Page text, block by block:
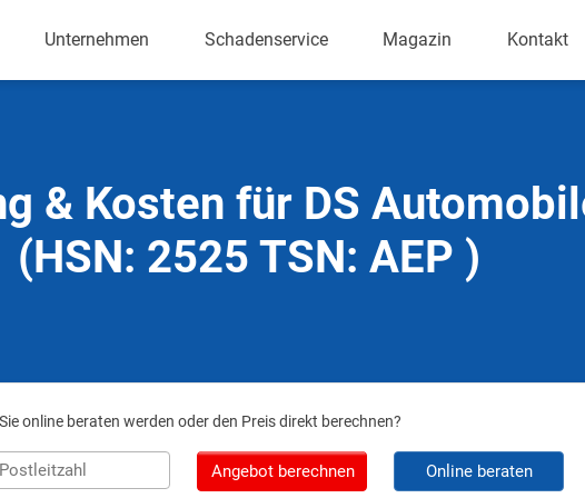
Unternehmen Schadenservice Magazin Kontakt
& Kosten für DS
(HSN: 2525 TSN: AEP )
online beraten werden oder den Preis direkt berechnen?
Angebot berechnen Online beraten